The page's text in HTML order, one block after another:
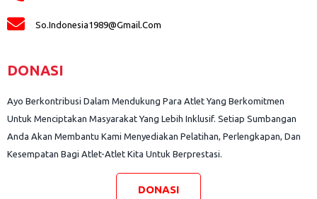
So.indonesia1989@gmail.com
DONASI
Ayo Berkontribusi Dalam Mendukung Para Atlet Yang Berkomitmen
Untuk Menciptakan Masyarakat Yang Lebih Inklusif. Setiap Sumbangan
Anda Akan Membantu Kami Menyediakan Pelatihan, Perlengkapan, Dan
Kesempatan Bagi Atlet-Atlet Kita Untuk Berprestasi.
DONASI